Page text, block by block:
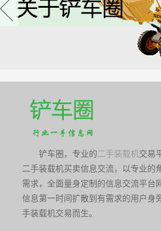
铲车圈，专业的二手装载机交易
二手装载机买卖信息交流，以专业的
需求，全面量身定制的信息交流平台
信息第一时间扩散到有需求的用户身旁
手装载机交易而生。